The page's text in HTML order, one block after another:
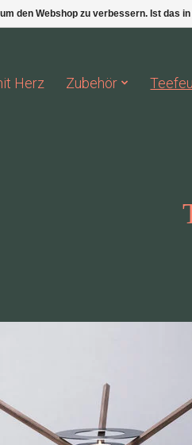
Herz Zubehör
den Webshop zu verbessern. Ist das